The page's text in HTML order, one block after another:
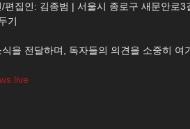
집인: 김종범 | 서울시 종로구 새문안로3
기
을 전달하며, 독자들의 의견을 소중히 여